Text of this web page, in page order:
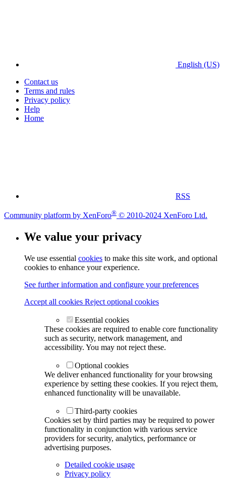
English (US)
Contact us
Terms and rules
Privacy policy
Help
Home
RSS
Community platform by XenForo® © 2010-2024 XenForo Ltd.
We value your privacy
We use essential cookies to make this site work, and optional
cookies to enhance your experience.
See further information and configure your preferences
Accept all cookies Reject optional cookies
Essential cookies
These cookies are required to enable core functionality
such as security, network management, and
accessibility. You may not reject these.
Optional cookies
We deliver enhanced functionality for your browsing
experience by setting these cookies. If you reject them,
enhanced functionality will be unavailable.
Third-party cookies
Cookies set by third parties may be required to power
functionality in conjunction with various service
providers for security, analytics, performance or
advertising purposes.
Detailed cookie usage
Privacy policy